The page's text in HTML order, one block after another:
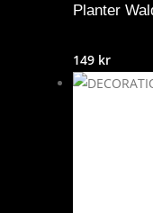
Planter
149 kr